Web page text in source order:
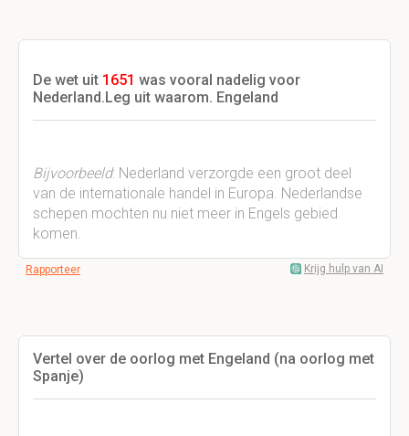
De wet uit 1651 was vooral nadelig voor
Nederland.Leg uit waarom. Engeland
Bijvoorbeeld: Nederland verzorgde een groot deel
van de internationale handel in Europa. Nederlandse
schepen mochten nu niet meer in Engels gebied
komen.
Rapporteer Krijg hulp van AI
Vertel over de oorlog met Engeland (na oorlog met
Spanje)